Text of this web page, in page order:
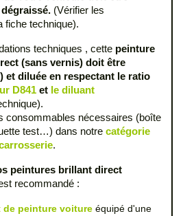
(Vérifier les
fiche technique).
techniques , cette peinture
(sans vernis) doit être
et diluée en respectant le ratio
D841 et le diluant
consommables nécessaires (boîte
test…) dans notre catégorie
.
peintures brillant direct
recommandé :
peinture voiture équipé d'une